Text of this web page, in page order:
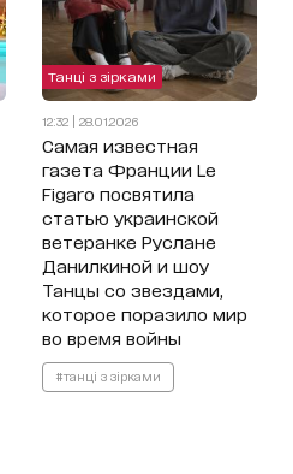
Танці з зірками
12:32 | 28.01.2026
Самая известная
газета Франции Le
Figaro посвятила
статью украинской
ветеранке Руслане
Данилкиной и шоу
Танцы со звездами,
которое поразило мир
во время войны
#танці з зірками